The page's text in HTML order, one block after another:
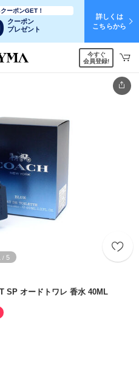
ーポンGET！
クーポン
プレゼント
詳しくは
こちらから
今すぐ
会員登録!
/ 5
SP オードトワレ 香水 40ML